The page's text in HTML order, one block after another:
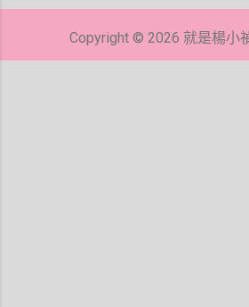
貼
Copyright © 2026 就是楊小